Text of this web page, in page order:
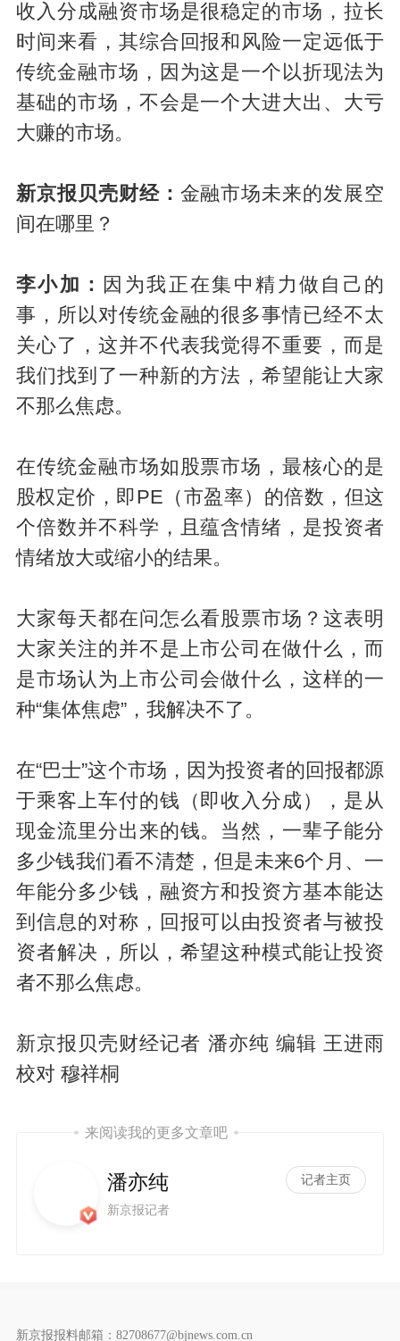
收入分成融资市场是很稳定的市场，拉长
时间来看，其综合回报和风险一定远低于
传统金融市场，因为这是一个以折现法为
基础的市场，不会是一个大进大出、大亏
大赚的市场。
新京报贝壳财经： 金融市场未来的发展空
间在哪里？
李小加： 因为我正在集中精力做自己的
事，所以对传统金融的很多事情已经不太
关心了，这并不代表我觉得不重要，而是
我们找到了一种新的方法，希望能让大家
不那么焦虑。
在传统金融市场如股票市场，最核心的是
股权定价，即PE（市盈率）的倍数，但这
个倍数并不科学，且蕴含情绪，是投资者
情绪放大或缩小的结果。
大家每天都在问怎么看股票市场？这表明
大家关注的并不是上市公司在做什么，而
是市场认为上市公司会做什么，这样的一
种“集体焦虑”，我解决不了。
在“巴士”这个市场，因为投资者的回报都源
于乘客上车付的钱（即收入分成），是从
现金流里分出来的钱。当然，一辈子能分
多少钱我们看不清楚，但是未来6个月、一
年能分多少钱，融资方和投资方基本能达
到信息的对称，回报可以由投资者与被投
资者解决，所以，希望这种模式能让投资
者不那么焦虑。
新京报贝壳财经记者 潘亦纯 编辑 王进雨
校对 穆祥桐
来阅读我的更多文章吧
潘亦纯
新京报记者
记者主页
新京报报料邮箱：82708677@bjnews.com.cn